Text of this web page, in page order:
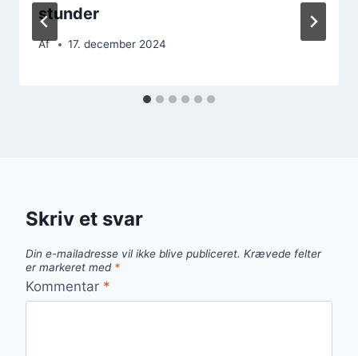
stunder
Af 17. december 2024
Skriv et svar
Din e-mailadresse vil ikke blive publiceret. Krævede felter
er markeret med *
Kommentar *